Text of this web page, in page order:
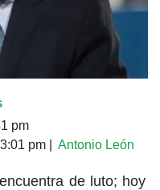
pm
pm Antonio León
de luto; hoy